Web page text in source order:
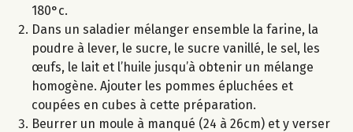
180°c.
Dans un saladier mélanger ensemble la farine, la
poudre à lever, le sucre, le sucre vanillé, le sel, les
œufs, le lait et l’huile jusqu’à obtenir un mélange
homogène. Ajouter les pommes épluchées et
coupées en cubes à cette préparation.
Beurrer un moule à manqué (24 à 26cm) et y verser